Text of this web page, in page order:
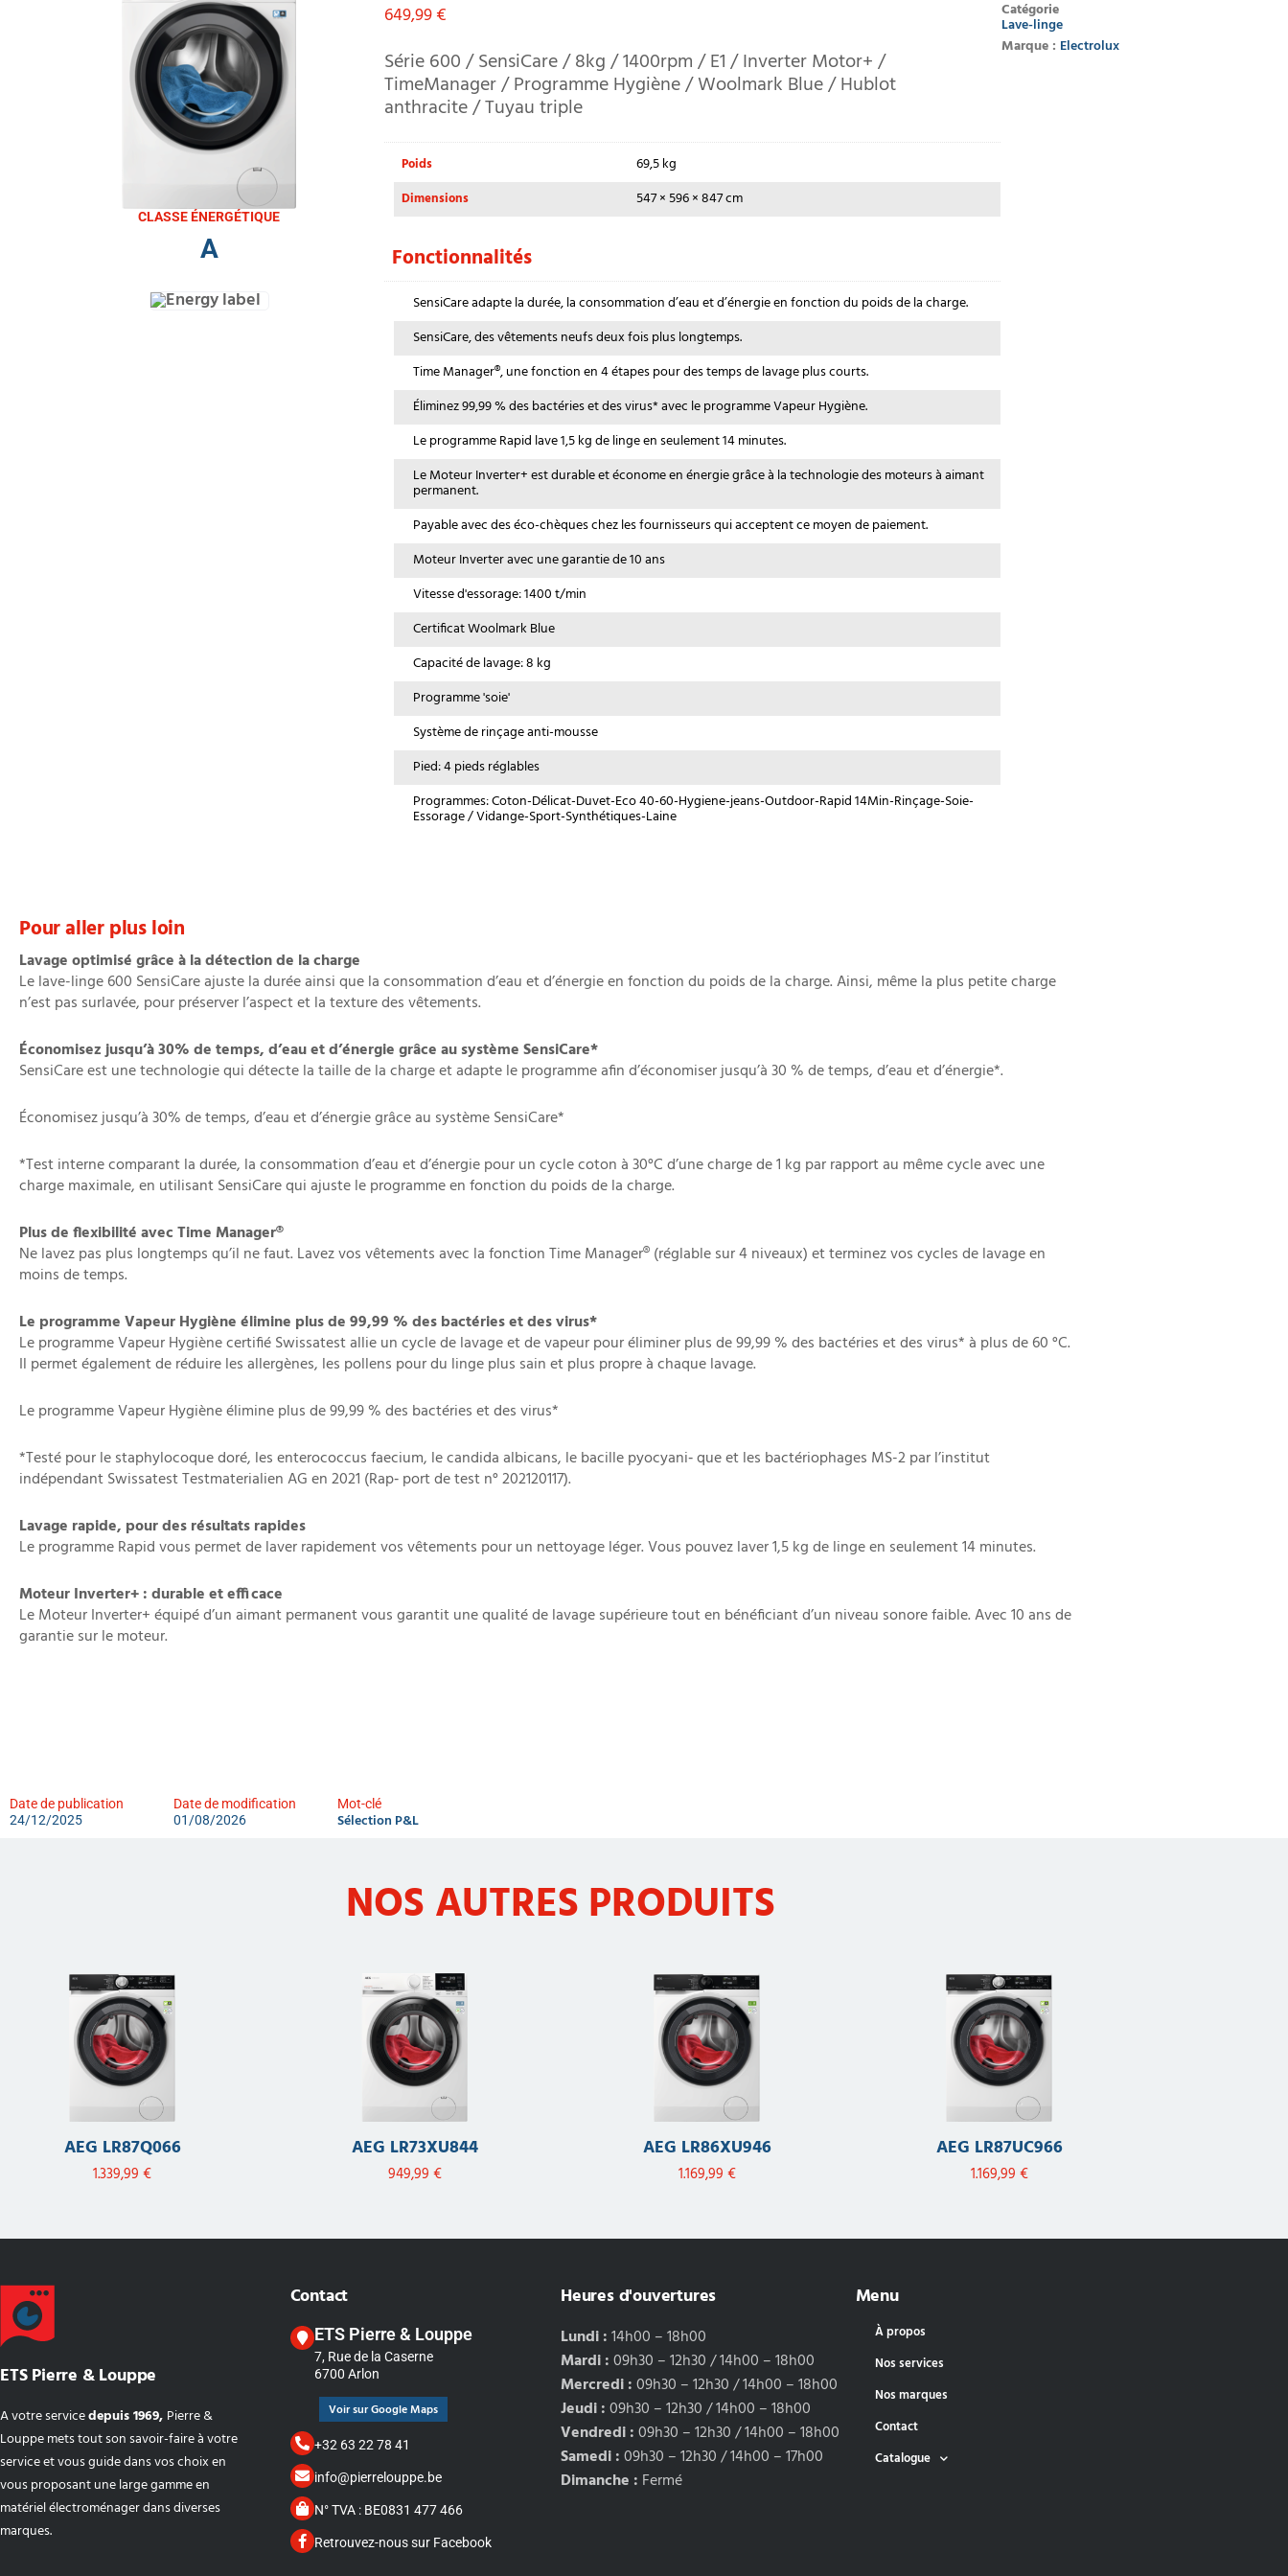
CLASSE ÉNERGÉTIQUE
A
649,99€
Série 600 / SensiCare / 8kg / 1400rpm / E1 / Inverter Motor+ /
TimeManager / Programme Hygiène / Woolmark Blue / Hublot
anthracite / Tuyau triple
Poids 69,5 kg
Dimensions 547 × 596 × 847 cm
Fonctionnalités
SensiCare adapte la durée, la consommation d’eau et d’énergie en fonction du poids de la charge.
SensiCare, des vêtements neufs deux fois plus longtemps.
Time Manager®, une fonction en 4 étapes pour des temps de lavage plus courts.
Éliminez 99,99 % des bactéries et des virus* avec le programme Vapeur Hygiène.
Le programme Rapid lave 1,5 kg de linge en seulement 14 minutes.
Le Moteur Inverter+ est durable et économe en énergie grâce à la technologie des moteurs à aimant
permanent.
Payable avec des éco-chèques chez les fournisseurs qui acceptent ce moyen de paiement.
Moteur Inverter avec une garantie de 10 ans
Vitesse d'essorage: 1400 t/min
Certificat Woolmark Blue
Capacité de lavage: 8 kg
Programme 'soie'
Système de rinçage anti-mousse
Pied: 4 pieds réglables
Programmes: Coton-Délicat-Duvet-Eco 40-60-Hygiene-jeans-Outdoor-Rapid 14Min-Rinçage-Soie-
Essorage / Vidange-Sport-Synthétiques-Laine
Catégorie
Lave-linge
Marque : Electrolux
Pour aller plus loin
Lavage optimisé grâce à la détection de la charge
Le lave-linge 600 SensiCare ajuste la durée ainsi que la consommation d’eau et d’énergie en fonction du poids de la charge. Ainsi, même la plus petite charge
n’est pas surlavée, pour préserver l’aspect et la texture des vêtements.
Économisez jusqu’à 30% de temps, d’eau et d’énergie grâce au système SensiCare*
SensiCare est une technologie qui détecte la taille de la charge et adapte le programme afin d’économiser jusqu’à 30 % de temps, d’eau et d’énergie*.
Économisez jusqu’à 30% de temps, d’eau et d’énergie grâce au système SensiCare*
*Test interne comparant la durée, la consommation d’eau et d’énergie pour un cycle coton à 30°C d’une charge de 1 kg par rapport au même cycle avec une
charge maximale, en utilisant SensiCare qui ajuste le programme en fonction du poids de la charge.
Plus de flexibilité avec Time Manager®
Ne lavez pas plus longtemps qu’il ne faut. Lavez vos vêtements avec la fonction Time Manager® (réglable sur 4 niveaux) et terminez vos cycles de lavage en
moins de temps.
Le programme Vapeur Hygiène élimine plus de 99,99 % des bactéries et des virus*
Le programme Vapeur Hygiène certifié Swissatest allie un cycle de lavage et de vapeur pour éliminer plus de 99,99 % des bactéries et des virus* à plus de 60 °C.
Il permet également de réduire les allergènes, les pollens pour du linge plus sain et plus propre à chaque lavage.
Le programme Vapeur Hygiène élimine plus de 99,99 % des bactéries et des virus*
​*Testé pour le staphylocoque doré, les enterococcus faecium, le candida albicans, le bacille pyocyani‐ que et les bactériophages MS-2 par l’institut
indépendant Swissatest Testmaterialien AG en 2021 (Rap‐ port de test n° 202120117).
Lavage rapide, pour des résultats rapides
Le programme Rapid vous permet de laver rapidement vos vêtements pour un nettoyage léger. Vous pouvez laver 1,5 kg de linge en seulement 14 minutes.
Moteur Inverter+ : durable et efficace
Le Moteur Inverter+ équipé d’un aimant permanent vous garantit une qualité de lavage supérieure tout en bénéficiant d’un niveau sonore faible. Avec 10 ans de
garantie sur le moteur.
Date de publication
24/12/2025
Date de modification
01/08/2026
Mot-clé
Sélection P&L
NOS AUTRES PRODUITS
AEG LR87Q066
1.339,99 €
AEG LR73XU844
949,99 €
AEG LR86XU946
1.169,99 €
AEG LR87UC966
1.169,99 €
ETS Pierre & Louppe
A votre servicedepuis 1969, Pierre &
Louppe mets tout son savoir-faire à votre
service et vous guide dans vos choix en
vous proposant une large gamme en
matériel électroménager dans diverses
marques.
Contact
ETS Pierre & Louppe
7, Rue de la Caserne
6700 Arlon
Voir sur Google Maps
+32 63 22 78 41
info@pierrelouppe.be
N° TVA : BE0831 477 466
Retrouvez-nous sur Facebook
Heures d'ouvertures
Lundi :14h00 – 18h00
Mardi :09h30 – 12h30 / 14h00 – 18h00
Mercredi :09h30 – 12h30 / 14h00 – 18h00
Jeudi :09h30 – 12h30 / 14h00 – 18h00
Vendredi :09h30 – 12h30 / 14h00 – 18h00
Samedi :09h30 – 12h30 / 14h00 – 17h00
Dimanche : Fermé
Menu
À propos
Nos services
Nos marques
Contact
Catalogue